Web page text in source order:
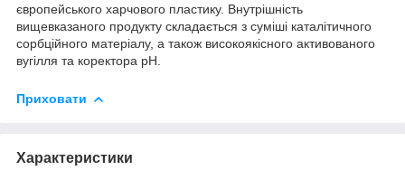
європейського харчового пластику. Внутрішність
вищевказаного продукту складається з суміші каталітичного
сорбційного матеріалу, а також високоякісного активованого
вугілля та коректора рН.
Приховати
Характеристики